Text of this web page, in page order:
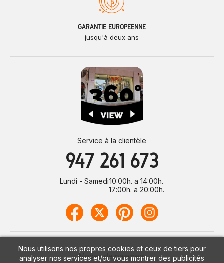
Nous utilisons nos propres cookies et ceux de tiers pour
analyser nos services et/ou vous montrer des publicités
GARANTIE EUROPÉENNE
jusqu'à deux ans
Service à la clientèle
947 261 673
Lundi - Samedi10:00h. a 14:00h.
17:00h. a 20:00h.
Modes de paiement